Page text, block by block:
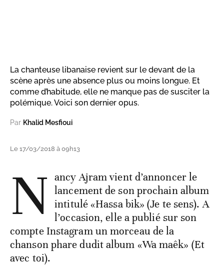
La chanteuse libanaise revient sur le devant de la
scène après une absence plus ou moins longue. Et
comme d’habitude, elle ne manque pas de susciter la
polémique. Voici son dernier opus.
Par Khalid Mesfioui
Le 17/03/2018 à 09h13
N ancy Ajram vient d’annoncer le
lancement de son prochain album
intitulé «Hassa bik» (Je te sens). A
l’occasion, elle a publié sur son
compte Instagram un morceau de la
chanson phare dudit album «Wa maêk» (Et
avec toi).